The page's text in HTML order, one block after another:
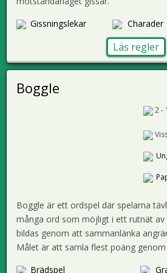
Gissningslekar
Charader
Läs regler
Boggle
2 -
Boggle är ett ordspel där spelarna
många ord som möjligt i ett rutnät av
bildas genom att sammanlänka
Målet är att samla flest poäng
Brädspel